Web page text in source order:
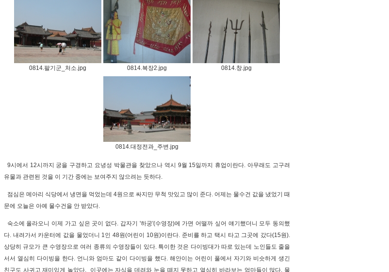
0814.팔기군_처소.jpg 0814.복장2.jpg 0814.창.jpg
0814.대정전과_주변.jpg
9시에서 12시까지 궁을 구경하고 요녕성 박물관을 찾았으나 역시 9월 15일까지 휴업이란다. 아무래도 고구려
유물과 관련된 것을 이 기간 중에는 보여주지 않으려는 듯하다.
점심은 메아리 식당에서 냉면을 먹었는데 4원으로 싸지만 무척 맛있고 많이 준다. 어제는 물수건 값을 냈었기 때
문에 오늘은 아예 물수건을 안 받았다.
숙소에 올라오니 이제 가고 싶은 곳이 없다. 갑자기 '하궁'(수영장)에 가면 어떨까 싶어 얘기했더니 모두 동의했
다. 내려가서 카운터에 값을 물었더니 1인 48원(어린이 10원)이란다. 준비를 하고 택시 타고 그곳에 갔다(15원).
상당히 규모가 큰 수영장으로 여러 종류의 수영장들이 있다. 특이한 것은 다이빙대가 따로 있는데 노인들도 줄을
서서 열심히 다이빙을 한다. 언니와 엄마도 같이 다이빙을 했다. 해안이는 어린이 풀에서 자기와 비슷하게 생긴
친구도 사귀고 재미있게 놀았다. 이곳에는 자식을 데려와 눈을 떼지 못하고 열심히 바라보는 엄마들이 많다. 물